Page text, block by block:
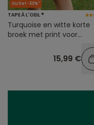
Outlet -50%*
TAPE À L'OEIL ®
Turquoise en witte korte
broek met print voor
15,99 €